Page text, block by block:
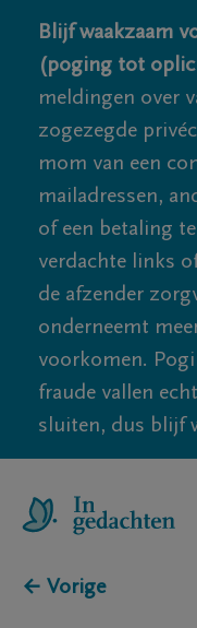
Blijf waakzaam
(poging tot
meldingen over
zogezegde
mom van een
mailadressen,
of een betaling
verdachte links
de afzender
onderneemt
voorkomen.
fraude vallen
sluiten, dus blijf
← Vorige